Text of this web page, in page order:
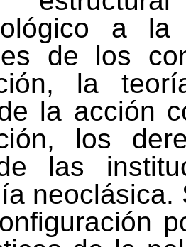
a
de los
la
la acción
los
las
neoclásica.